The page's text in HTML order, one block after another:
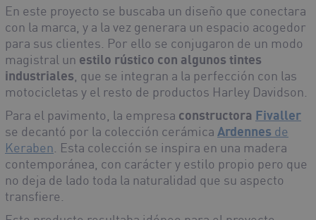
En este proyecto se buscaba un diseño que conectara
con la marca, y a la vez generara un espacio acogedor
para sus clientes. Por ello se conjugaron de un modo
magistral un estilo rústico con algunos tintes
industriales , que se integran a la perfección con las
motocicletas y el resto de productos Harley Davidson.
Para el pavimento, la empresa constructora Fivaller
se decantó por la colección cerámica Ardennes de
Keraben . Esta colección se inspira en una madera
contemporánea, con carácter y estilo propio pero que
no deja de lado toda la naturalidad que su aspecto
transfiere.